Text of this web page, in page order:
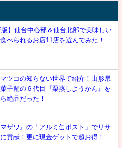
版】仙台中心部＆仙台北部で美味しい
食べられるお店11店を選んでみた！
マツコの知らない世界で紹介！山形県
子舗の６代目『栗蒸しようかん』を
絶品だった！
ザワ』の「アルミ缶ポスト」でリサ
貢献！更に現金ゲットで超お得！